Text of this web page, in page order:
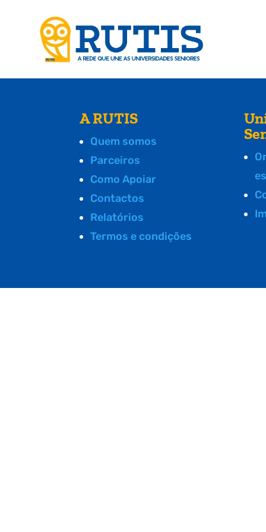
A RUTIS
Quem somos
Parceiros
Como Apoiar
Contactos
Relatórios
Termos e condições